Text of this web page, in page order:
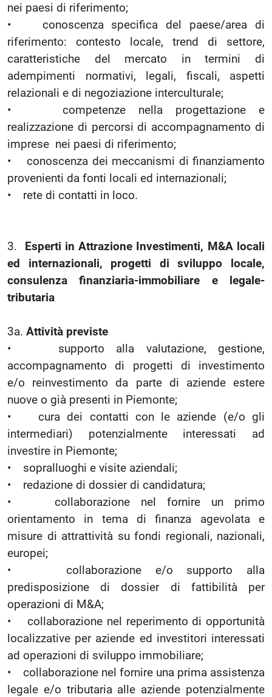
nei paesi di riferimento;
• conoscenza specifica del paese/area di
riferimento: contesto locale, trend di settore,
caratteristiche del mercato in termini di
adempimenti normativi, legali, fiscali, aspetti
relazionali e di negoziazione interculturale;
• competenze nella progettazione e
realizzazione di percorsi di accompagnamento di
imprese nei paesi di riferimento;
• conoscenza dei meccanismi di finanziamento
provenienti da fonti locali ed internazionali;
• rete di contatti in loco.
3. Esperti in Attrazione Investimenti, M&A locali
ed internazionali, progetti di sviluppo locale,
consulenza finanziaria-immobiliare e legale-
tributaria
3a. Attività previste
• supporto alla valutazione, gestione,
accompagnamento di progetti di investimento
e/o reinvestimento da parte di aziende estere
nuove o già presenti in Piemonte;
• cura dei contatti con le aziende (e/o gli
intermediari) potenzialmente interessati ad
investire in Piemonte;
• sopralluoghi e visite aziendali;
• redazione di dossier di candidatura;
• collaborazione nel fornire un primo
orientamento in tema di finanza agevolata e
misure di attrattività su fondi regionali, nazionali,
europei;
• collaborazione e/o supporto alla
predisposizione di dossier di fattibilità per
operazioni di M&A;
• collaborazione nel reperimento di opportunità
localizzative per aziende ed investitori interessati
ad operazioni di sviluppo immobiliare;
• collaborazione nel fornire una prima assistenza
legale e/o tributaria alle aziende potenzialmente